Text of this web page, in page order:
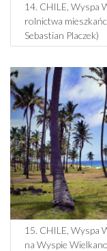
14. CHILE, Wyspa
rolnictwa
Sebastian Placzek)
15. CHILE, Wyspa
na Wyspie